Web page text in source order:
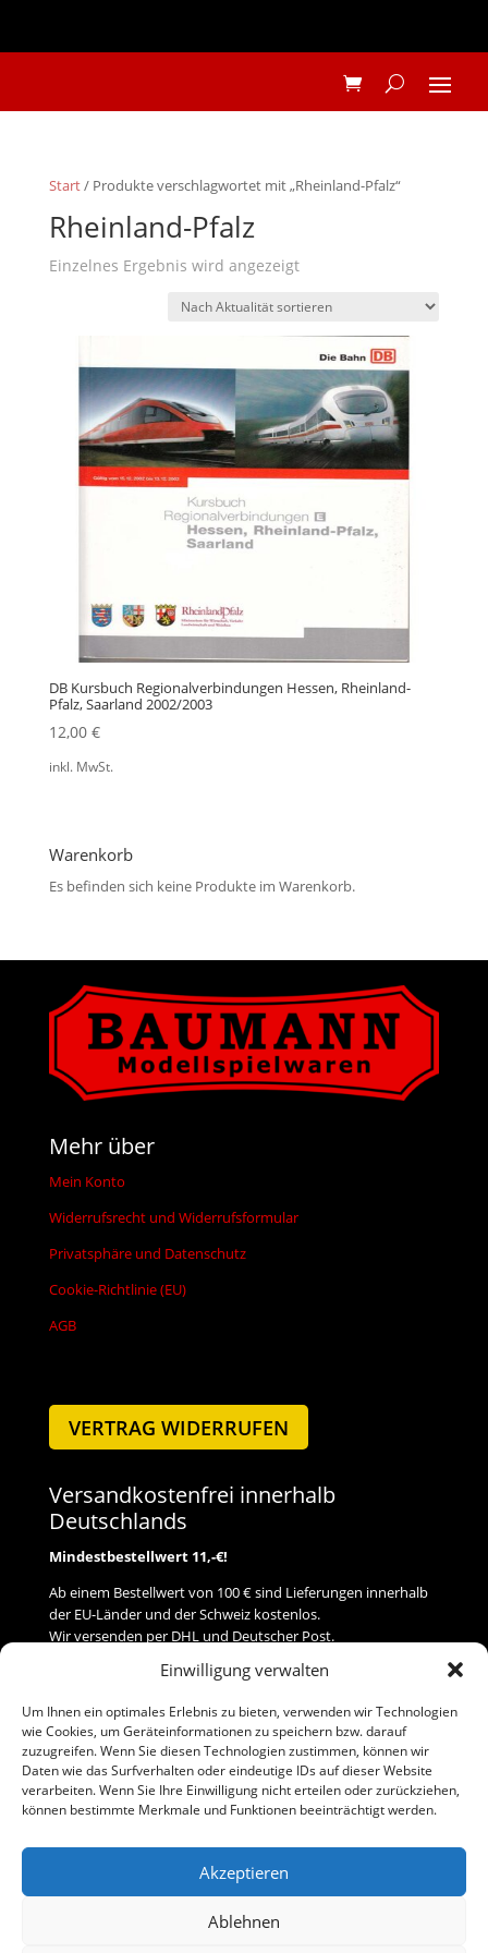
Einwilligung verwalten
Um Ihnen ein optimales Erlebnis zu bieten, verwenden wir Technologien
wie Cookies, um Geräteinformationen zu speichern bzw. darauf
zuzugreifen. Wenn Sie diesen Technologien zustimmen, können wir
Daten wie das Surfverhalten oder eindeutige IDs auf dieser Website
verarbeiten. Wenn Sie Ihre Einwilligung nicht erteilen oder zurückziehen,
können bestimmte Merkmale und Funktionen beeinträchtigt werden.
Akzeptieren
Ablehnen
Start/ Produkte verschlagwortet mit „Rheinland-Pfalz“
Rheinland-Pfalz
Einzelnes Ergebnis wird angezeigt
DB Kursbuch Regionalverbindungen Hessen, Rheinland-
Pfalz, Saarland 2002/2003
12,00 €
inkl. MwSt.
Warenkorb
Es befinden sich keine Produkte im Warenkorb.
Mehr über
Mein Konto
Widerrufsrecht und Widerrufsformular
Privatsphäre und Datenschutz
Cookie-Richtlinie (EU)
AGB
VERTRAG WIDERRUFEN
Versandkostenfrei innerhalb
Deutschlands
Mindestbestellwert 11,-€!
Ab einem Bestellwert von 100 € sind Lieferungen innerhalb
der EU-Länder und der Schweiz kostenlos.
Wir versenden per DHL und Deutscher Post.
Versand
Zahlung
Baumann Modellspielwaren
Telefon (0 91 61) 33 84